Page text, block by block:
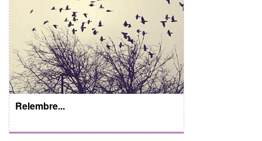
Relembre...